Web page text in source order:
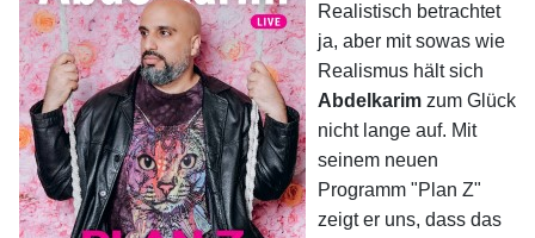
Realistisch betrachtet
ja, aber mit sowas wie
Realismus hält sich
Abdelkarim zum Glück
nicht lange auf. Mit
seinem neuen
Programm "Plan Z"
zeigt er uns, dass das